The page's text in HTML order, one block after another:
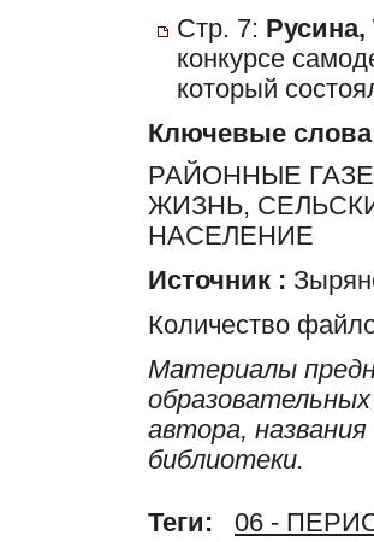
Стр. 7: Русина,
конкурсе
который
Ключевые слова
РАЙОННЫЕ
ЖИЗНЬ,
НАСЕЛЕНИЕ
Источник :
Количество
Материалы
автора,
библиотеки.
Теги:
06 -